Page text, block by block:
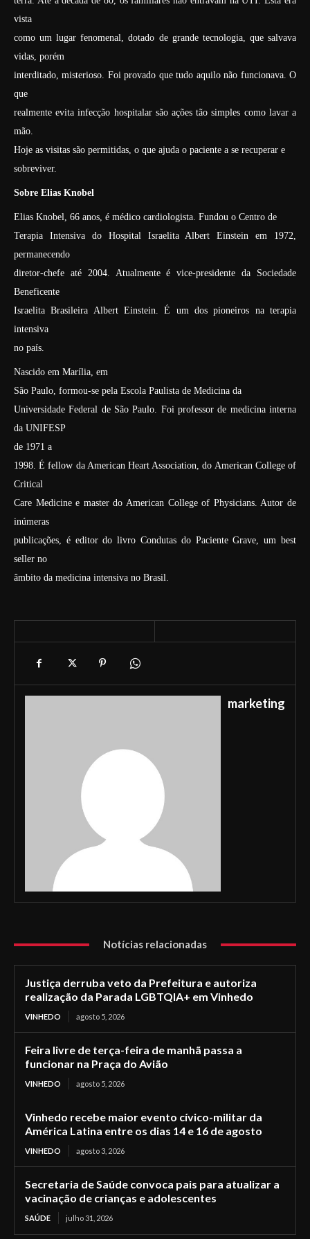
vista
como um lugar fenomenal, dotado de grande tecnologia, que salvava
vidas, porém
interditado, misterioso. Foi provado que tudo aquilo não funcionava. O
que
realmente evita infecção hospitalar são ações tão simples como lavar a
mão.
Hoje as visitas são permitidas, o que ajuda o paciente a se recuperar e
sobreviver.
Sobre Elias Knobel
Elias Knobel, 66 anos, é médico cardiologista. Fundou o Centro de
Terapia Intensiva do Hospital Israelita Albert Einstein em 1972,
permanecendo
diretor-chefe até 2004. Atualmente é vice-presidente da Sociedade
Beneficente
Israelita Brasileira Albert Einstein. É um dos pioneiros na terapia
intensiva
no país.
Nascido em Marília, em
São Paulo, formou-se pela Escola Paulista de Medicina da
Universidade Federal de São Paulo. Foi professor de medicina interna
da UNIFESP
de 1971 a
1998. É fellow da American Heart Association, do American College of
Critical
Care Medicine e master do American College of Physicians. Autor de
inúmeras
publicações, é editor do livro Condutas do Paciente Grave, um best
seller no
âmbito da medicina intensiva no Brasil.
marketing
Notícias relacionadas
Justiça derruba veto da Prefeitura e autoriza
realização da Parada LGBTQIA+ em Vinhedo
VINHEDO agosto 5, 2026
Feira livre de terça-feira de manhã passa a
funcionar na Praça do Avião
VINHEDO agosto 5, 2026
Vinhedo recebe maior evento cívico-militar da
América Latina entre os dias 14 e 16 de agosto
VINHEDO agosto 3, 2026
Secretaria de Saúde convoca pais para atualizar a
vacinação de crianças e adolescentes
SAÚDE julho 31, 2026